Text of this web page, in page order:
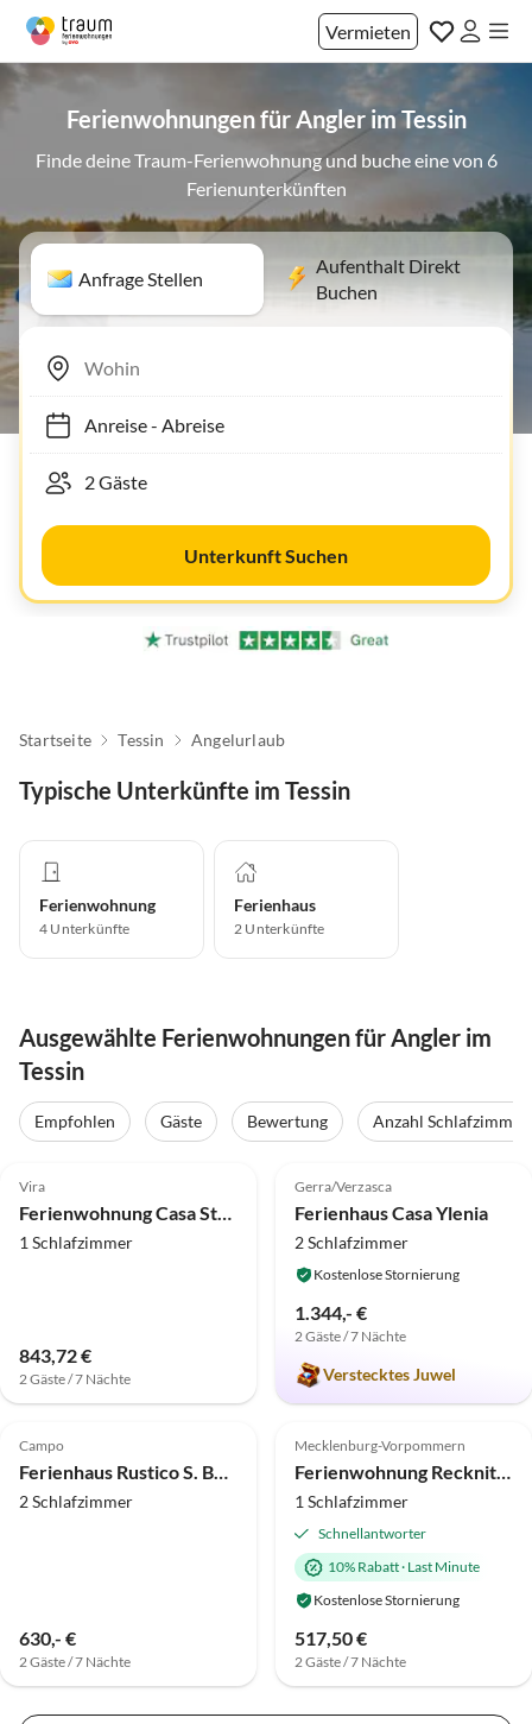
Vermieten
Ferienwohnungen für Angler im Tessin
Finde deine Traum-Ferienwohnung und buche eine von 6
Ferienunterkünften
Anfrage Stellen
Aufenthalt Direkt
Buchen
Anreise- Abreise
Unterkunft Suchen
Startseite Tessin Angelurlaub
Typische Unterkünfte im Tessin
Ferienwohnung
4 Unterkünfte
Ferienhaus
2 Unterkünfte
Ausgewählte Ferienwohnungen für Angler im
Tessin
Empfohlen Gäste Bewertung
Anzahl Schlafzimmer
Vira
Ferienwohnung Casa Studer am Lago Maggiore
1 Schlafzimmer
843,72 €
2 Gäste / 7 Nächte
Gerra/Verzasca
Ferienhaus Casa Ylenia
2 Schlafzimmer
Kostenlose Stornierung
1.344,- €
2 Gäste / 7 Nächte
Verstecktes Juwel
Top-Inserat
4.0 (1)
Campo
Ferienhaus Rustico S. Bernardo
2 Schlafzimmer
630,- €
2 Gäste / 7 Nächte
Top-Inserat
Mecklenburg-Vorpommern
Ferienwohnung Recknitzwiesen
1 Schlafzimmer
Schnellantworter
10% Rabatt· Last Minute
Kostenlose Stornierung
517,50 €
2 Gäste / 7 Nächte